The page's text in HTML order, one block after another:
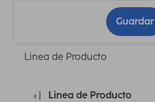
Guardar
Linea de Producto
Linea de Producto